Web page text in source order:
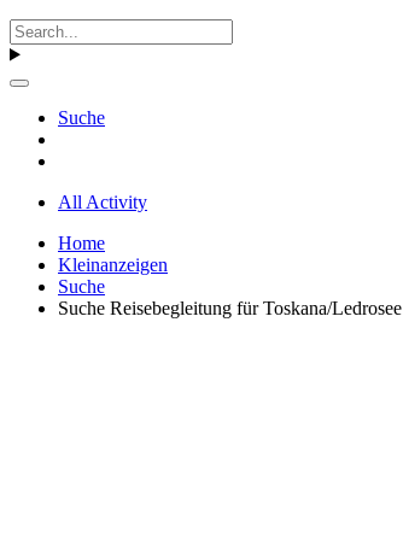
Suche
All Activity
Home
Kleinanzeigen
Suche
Suche Reisebegleitung für Toskana/Ledrosee